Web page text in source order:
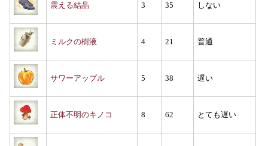
震える結晶 3 35 しない
ミルクの樹液 4 21 普通
サワーアップル 5 38 遅い
正体不明のキノコ 8 62 とても遅い